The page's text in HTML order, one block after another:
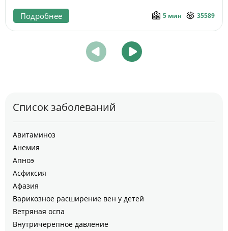
Подробнее 5 мин 35589
Список заболеваний
Авитаминоз
Анемия
Апноэ
Асфиксия
Афазия
Варикозное расширение вен у детей
Ветряная оспа
Внутричерепное давление